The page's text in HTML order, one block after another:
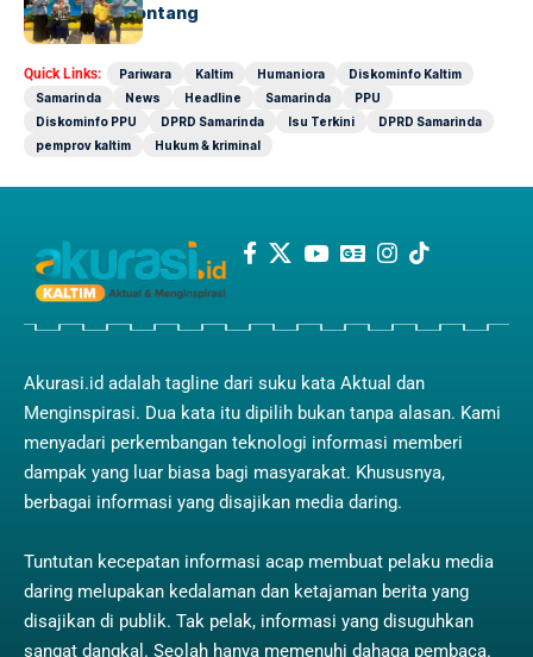
Stunting di Bontang
Quick Links: Pariwara Kaltim Humaniora
Diskominfo Kaltim
Samarinda
News Headline Samarinda
PPU
Diskominfo PPU
DPRD Samarinda Isu Terkini
DPRD Samarinda
pemprov kaltim
Hukum & kriminal
Akurasi.id adalah tagline dari suku kata Aktual dan
Menginspirasi. Dua kata itu dipilih bukan tanpa alasan. Kami
menyadari perkembangan teknologi informasi memberi
dampak yang luar biasa bagi masyarakat. Khususnya,
berbagai informasi yang disajikan media daring.
Tuntutan kecepatan informasi acap membuat pelaku media
daring melupakan kedalaman dan ketajaman berita yang
disajikan di publik. Tak pelak, informasi yang disuguhkan
sangat dangkal. Seolah hanya memenuhi dahaga pembaca.